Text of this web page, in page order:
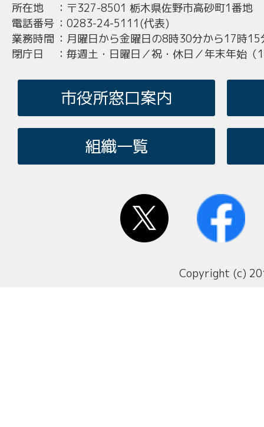
所在地 ： 〒327-8501 栃木県佐野市高砂町1番地
電話番号 ： 0283-24-5111(代表)
業務時間 ： 月曜日から金曜日の8時30分から17時15
閉庁日
： 毎週土・日曜日／祝・休日／年末年始
市役所窓口案内
組織一覧
Copyright (c)